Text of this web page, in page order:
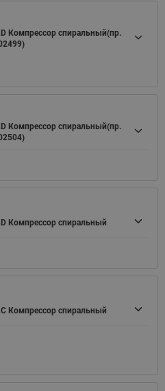
Компрессор спиральный(пр.
Компрессор спиральный(пр.
Компрессор спиральный
Компрессор спиральный